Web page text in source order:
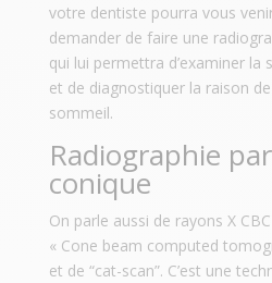
votre dentiste pourra vous
demander de faire une
qui lui permettra d’examiner
et de diagnostiquer la raison
sommeil.
Radiographie
conique
On parle aussi de rayons X
« Cone beam computed
et de “cat-scan”. C’est une